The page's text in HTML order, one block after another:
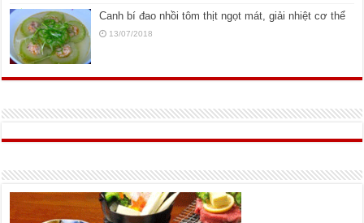
Canh bí đao nhồi tôm thịt ngọt mát, giải nhiệt cơ thể
13/07/2018